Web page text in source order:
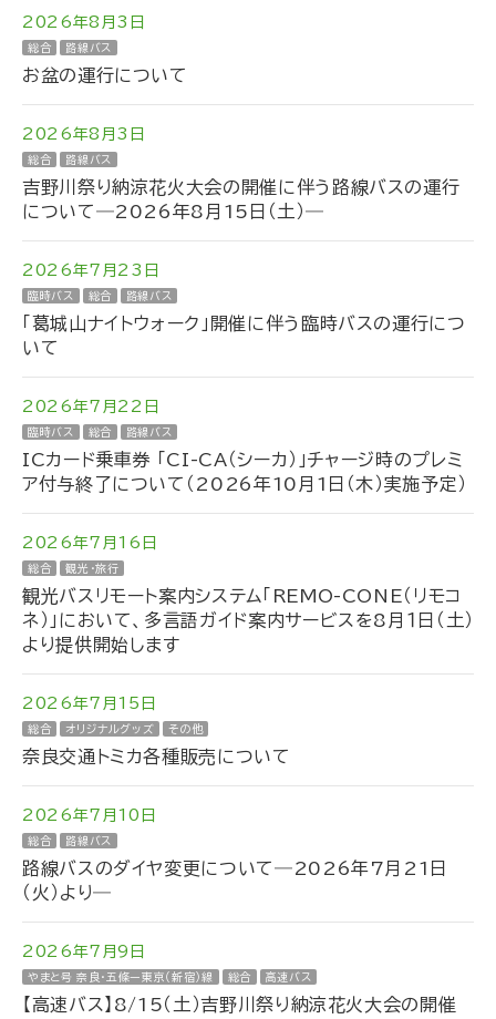
2026年8月3日
総合 路線バス
お盆の運行について
2026年8月3日
総合 路線バス
吉野川祭り納涼花火大会の開催に伴う路線バスの運行
について―2026年8月15日（土）―
2026年7月23日
臨時バス 総合 路線バス
「葛城山ナイトウォーク」開催に伴う臨時バスの運行につ
いて
2026年7月22日
臨時バス 総合 路線バス
ICカード乗車券 「CI-CA（シーカ）」チャージ時のプレミ
ア付与終了について（2026年10月1日（木）実施予定）
2026年7月16日
総合 観光・旅行
観光バスリモート案内システム「REMO-CONE（リモコ
ネ）」において、多言語ガイド案内サービスを8月１日（土）
より提供開始します
2026年7月15日
総合 オリジナルグッズ その他
奈良交通トミカ各種販売について
2026年7月10日
総合 路線バス
路線バスのダイヤ変更について―2026年7月21日
（火）より―
2026年7月9日
やまと号 奈良・五條ー東京（新宿）線 総合 高速バス
【高速バス】8/15（土）吉野川祭り納涼花火大会の開催